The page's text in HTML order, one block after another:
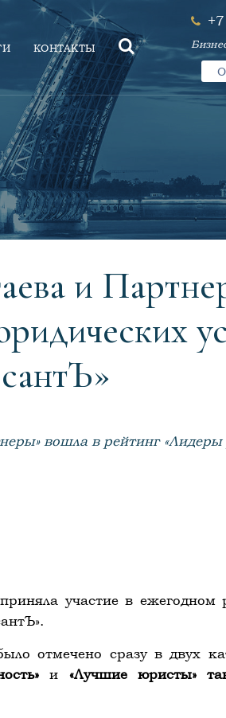
КОНТАКТЫ
и
вошла в рейтинг
участие в ежегодном
отмечено сразу в двух
и «Лучшие юристы»